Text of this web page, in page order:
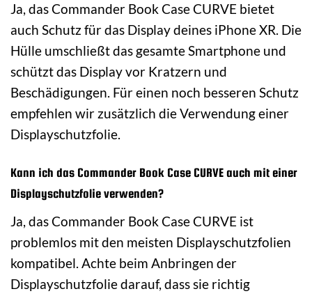
Ja, das Commander Book Case CURVE bietet
auch Schutz für das Display deines iPhone XR. Die
Hülle umschließt das gesamte Smartphone und
schützt das Display vor Kratzern und
Beschädigungen. Für einen noch besseren Schutz
empfehlen wir zusätzlich die Verwendung einer
Displayschutzfolie.
Kann ich das Commander Book Case CURVE auch mit einer
Displayschutzfolie verwenden?
Ja, das Commander Book Case CURVE ist
problemlos mit den meisten Displayschutzfolien
kompatibel. Achte beim Anbringen der
Displayschutzfolie darauf, dass sie richtig